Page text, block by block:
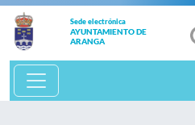
Sede electrónica
AYUNTAMIENTO DE
ARANGA